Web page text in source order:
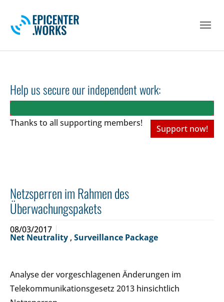
Help us secure our independent work:
Thanks to all supporting members!
Support now!
Netzsperren im Rahmen des
Überwachungspakets
08/03/2017
Net Neutrality , Surveillance Package
Analyse der vorgeschlagenen Änderungen im
Telekommunikationsgesetz 2013 hinsichtlich